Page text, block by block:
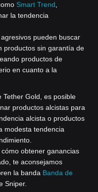
Smart Trend
la tendencia
pueden buscar
productos sin garantía de
productos de
en cuanto a la
Tether Gold, es posible
productos alcistas para
alcista o productos
modesta tendencia
obtener ganancias
te aconsejamos
la banda Banda de
Sniper.